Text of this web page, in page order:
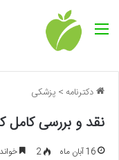
منو
دکترنامه > پزشکی
نقد و بررسی کامل
16 آبان ماه 2 خواندن